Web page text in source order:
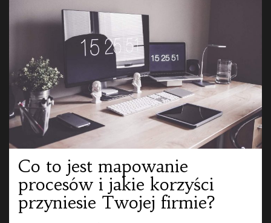
Co to jest mapowanie
procesów i jakie korzyści
przyniesie Twojej firmie?